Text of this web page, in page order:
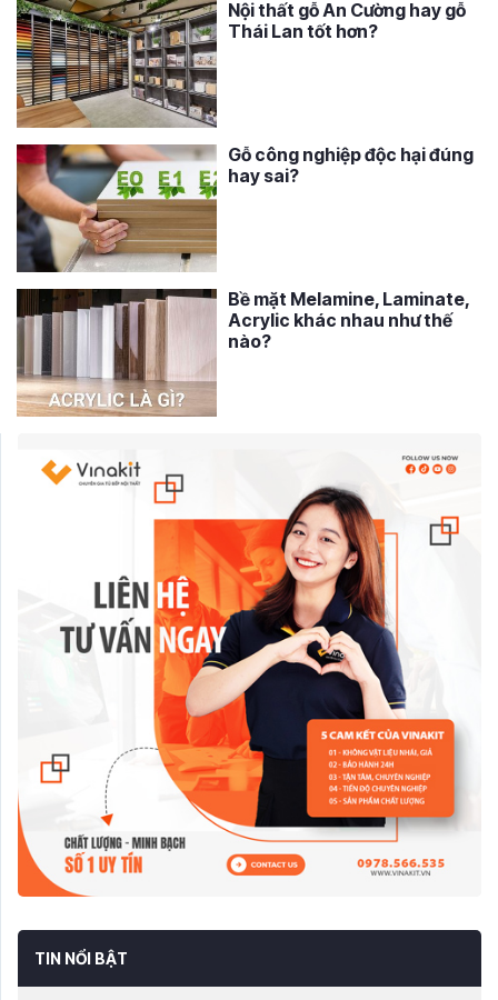
Nội thất gỗ An Cường hay gỗ
Thái Lan tốt hơn?
Gỗ công nghiệp độc hại đúng
hay sai?
Bề mặt Melamine, Laminate,
Acrylic khác nhau như thế
nào?
TIN NỔI BẬT